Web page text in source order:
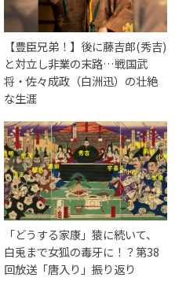
【豊臣兄弟！】後に藤吉郎(秀吉)
と対立し非業の末路…戦国武
将・佐々成政（白洲迅）の壮絶
な生涯
「どうする家康」猿に続いて、
白兎まで女狐の毒牙に！？第38
回放送「唐入り」振り返り